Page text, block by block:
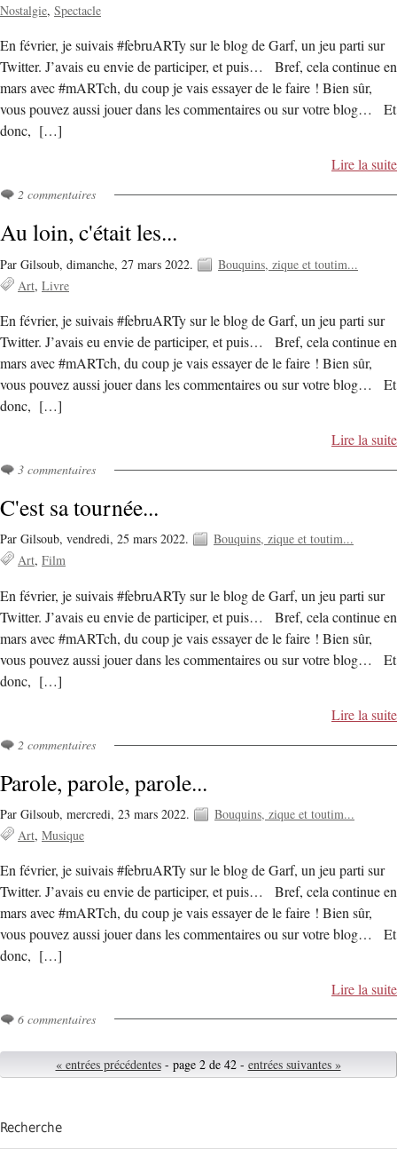
Nostalgie Spectacle
En février, je suivais #februARTy sur le blog de Garf, un jeu parti sur
Twitter. J’avais eu envie de participer, et puis… Bref, cela continue en
mars avec #mARTch, du coup je vais essayer de le faire ! Bien sûr,
vous pouvez aussi jouer dans les commentaires ou sur votre blog… Et
donc, […]
Lire la suite
2 commentaires
Au loin, c'était les...
Par Gilsoub, dimanche, 27 mars 2022.
Bouquins, zique et toutim...
Art Livre
En février, je suivais #februARTy sur le blog de Garf, un jeu parti sur
Twitter. J’avais eu envie de participer, et puis… Bref, cela continue en
mars avec #mARTch, du coup je vais essayer de le faire ! Bien sûr,
vous pouvez aussi jouer dans les commentaires ou sur votre blog… Et
donc, […]
Lire la suite
3 commentaires
C'est sa tournée...
Par Gilsoub, vendredi, 25 mars 2022.
Bouquins, zique et toutim...
Art Film
En février, je suivais #februARTy sur le blog de Garf, un jeu parti sur
Twitter. J’avais eu envie de participer, et puis… Bref, cela continue en
mars avec #mARTch, du coup je vais essayer de le faire ! Bien sûr,
vous pouvez aussi jouer dans les commentaires ou sur votre blog… Et
donc, […]
Lire la suite
2 commentaires
Parole, parole, parole...
Par Gilsoub, mercredi, 23 mars 2022.
Bouquins, zique et toutim...
Art Musique
En février, je suivais #februARTy sur le blog de Garf, un jeu parti sur
Twitter. J’avais eu envie de participer, et puis… Bref, cela continue en
mars avec #mARTch, du coup je vais essayer de le faire ! Bien sûr,
vous pouvez aussi jouer dans les commentaires ou sur votre blog… Et
donc, […]
Lire la suite
6 commentaires
« entrées précédentes- page 2 de 42 - entrées suivantes »
Recherche